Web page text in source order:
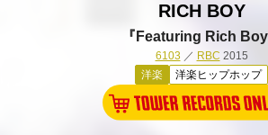
RICH BOY
『Featuring Rich Boy
6103 ／ RBC 2015
洋楽
洋楽ヒップホップ